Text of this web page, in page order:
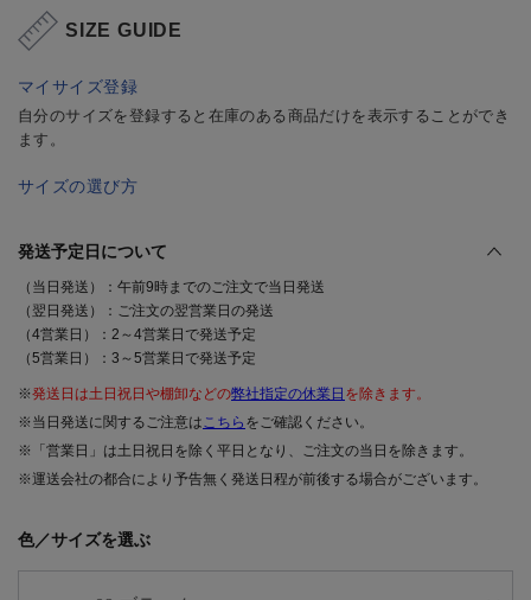
SIZE GUIDE
マイサイズ登録
自分のサイズを登録すると在庫のある商品だけを表示することができ
ます。
サイズの選び方
発送予定日について
（当日発送）：午前9時までのご注文で当日発送
（翌日発送）：ご注文の翌営業日の発送
（4営業日）：2～4営業日で発送予定
（5営業日）：3～5営業日で発送予定
※発送日は土日祝日や棚卸などの弊社指定の休業日 を除きます。
※当日発送に関するご注意はこちら をご確認ください。
※「営業日」は土日祝日を除く平日となり、ご注文の当日を除きます。
※運送会社の都合により予告無く発送日程が前後する場合がございます。
色／サイズを選ぶ